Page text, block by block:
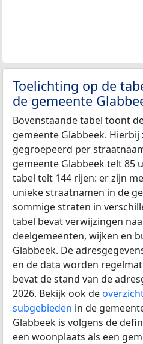
Toelichting op de
de gemeente
Bovenstaande tabel toont
gemeente Glabbeek. Hierbij
gegroepeerd per
gemeente Glabbeek telt 85
tabel telt 144 rijen: er zijn
unieke straatnamen in de
sommige straten in
tabel bevat verwijzingen
deelgemeenten, wijken en
Glabbeek. De
en de data worden
bevat de stand van de
2026. Bekijk ook de
subgebieden in de
Glabbeek is volgens de
een woonplaats als een